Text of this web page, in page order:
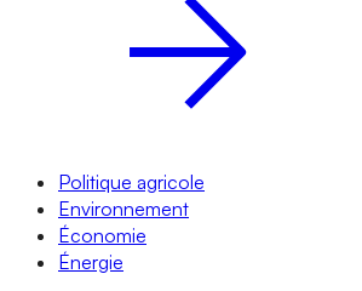
Politique agricole
Environnement
Économie
Énergie